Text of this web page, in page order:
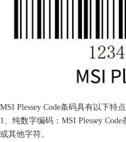
MSI Plessey Code条码具有以下特点
1、纯数字编码：MSI Plessey
或其他字符。